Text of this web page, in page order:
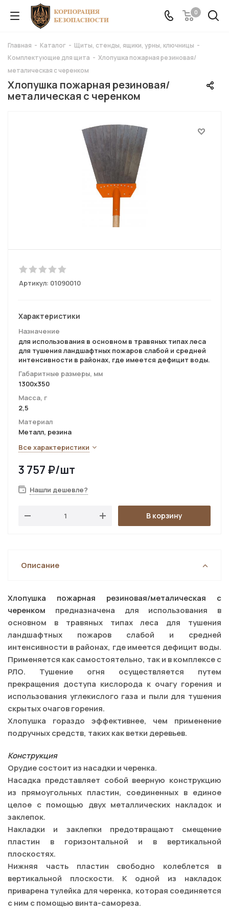
0
Главная - Каталог - Щиты, стенды, ящики, урны, ключницы -
Комплектующие для щита - Хлопушка пожарная резиновая/
металическая с черенком
Хлопушка пожарная резиновая/
металическая с черенком
Артикул: 01090010
Характеристики
Назначение
для использования в основном в травяных типах леса
для тушения ландшафтных пожаров слабой и средней
интенсивности в районах, где имеется дефицит воды.
Габаритные размеры, мм
1300х350
Масса, г
2,5
Материал
Металл, резина
Все характеристики
3 757 ₽/шт
Нашли дешевле?
В корзину
Описание
Хлопушка пожарная резиновая/металическая с
черенком предназначена для использования в
основном в травяных типах леса для тушения
ландшафтных пожаров слабой и средней
интенсивности в районах, где имеется дефицит воды.
Применяется как самостоятельно, так и в комплексе с
РЛО. Тушение огня осуществляется путем
прекращения доступа кислорода к очагу горения и
использования углекислого газа и пыли для тушения
скрытых очагов горения.
Хлопушка гораздо эффективнее, чем применение
подручных средств, таких как ветки деревьев.
Конструкция
Орудие состоит из насадки и черенка.
Насадка представляет собой веерную конструкцию
из прямоугольных пластин, соединенных в единое
целое с помощью двух металлических накладок и
заклепок.
Накладки и заклепки предотвращают смещение
пластин в горизонтальной и в вертикальной
плоскостях.
Нижняя часть пластин свободно колеблется в
вертикальной плоскости. К одной из накладок
приварена тулейка для черенка, которая соединяется
с ним с помощью винта-самореза.